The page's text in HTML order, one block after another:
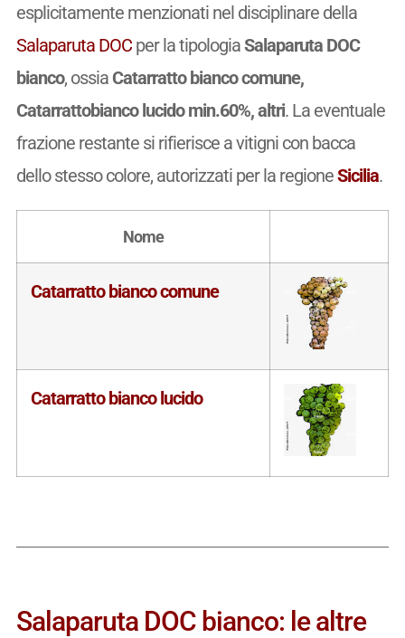
esplicitamente menzionati nel disciplinare della
Salaparuta DOCper la tipologiaSalaparuta DOC
bianco, ossia Catarratto bianco comune,
Catarrattobianco lucido min.60%, altri. La eventuale
frazione restante si rifierisce a vitigni con bacca
dello stesso colore, autorizzati per la regioneSicilia.
Nome
Catarratto bianco comune
Catarratto bianco lucido
Salaparuta DOC bianco: le altre